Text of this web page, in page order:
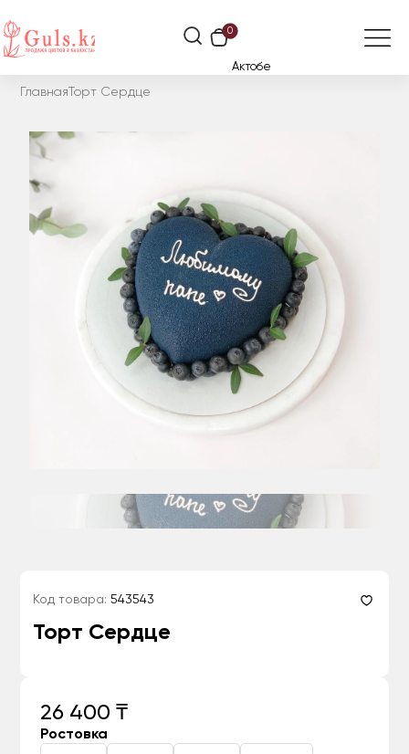
0
Актобе
Главная Торт Сердце
Код товара: 543543
Торт Сердце
26 400 ₸
Ростовка